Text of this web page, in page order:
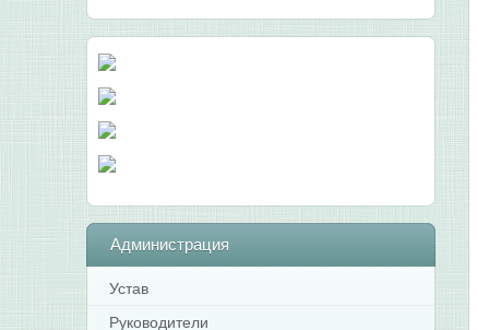
Администрация
Устав
Руководители